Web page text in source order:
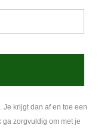
krijgt dan af en toe een
ga zorgvuldig om met je